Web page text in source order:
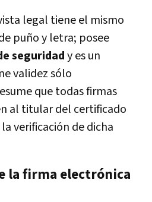
legal tiene el mismo
puño y letra; posee
seguridady es un
validez sólo
que todas firmas
al titular del certificado
verificación de dicha
la firma electrónica